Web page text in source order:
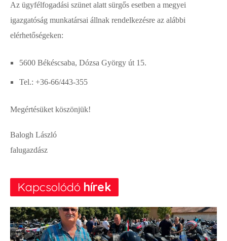
Az ügyfélfogadási szünet alatt sürgős esetben a megyei
igazgatóság munkatársai állnak rendelkezésre az alábbi
elérhetőségeken:
5600 Békéscsaba, Dózsa György út 15.
Tel.: +36-66/443-355
Megértésüket köszönjük!
Balogh László
falugazdász
Kapcsolódó hírek